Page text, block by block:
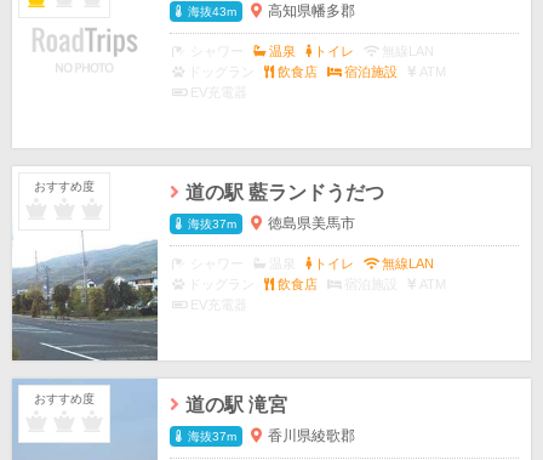
海抜43m 高知県幡多郡
温泉 トイレ
無線LAN
ドッグラン
飲食店 宿泊施設
ATM
EV充電器
おすすめ度 道の駅 藍ランドうだつ
海抜37m 徳島県美馬市
トイレ
無線LAN
ドッグラン
飲食店 宿泊施設
ATM
EV充電器
おすすめ度 道の駅 滝宮
海抜37m 香川県綾歌郡